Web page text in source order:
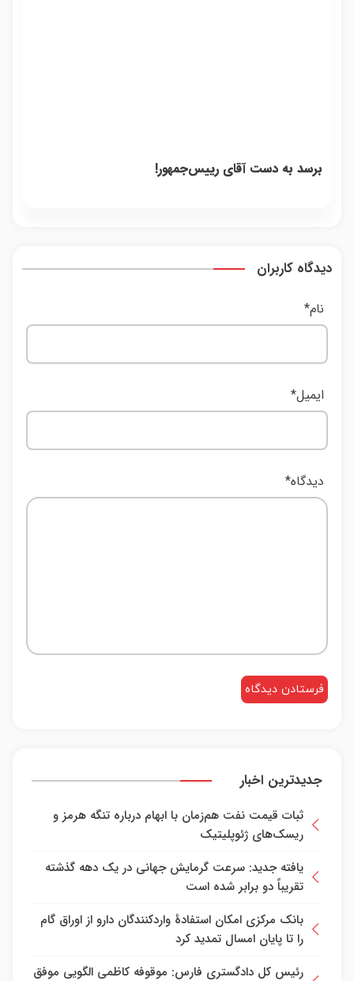
جدیدترین اخبار
ثبات قیمت نفت هم‌زمان با ابهام درباره تنگه هرمز و
ریسک‌های ژئوپلیتیک
یافته جدید: سرعت گرمایش جهانی در یک دهه گذشته
تقریباً دو برابر شده است
بانک مرکزی امکان استفادۀ واردکنندگان دارو از اوراق گام
را تا پایان امسال تمدید کرد
رئیس کل دادگستری فارس: موقوفه کاظمی الگویی موفق
برسد به دست آقای رییس‌جمهور!
دیدگاه کاربران
دیدگاه*
نام*
ایمیل*